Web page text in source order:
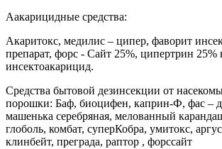
Аакарицидные средства:
Акаритокс, медилис – ципер, фаворит
препарат, форс - Сайт 25%, ципертрин 25%
инсектоакарицид.
Средства бытовой дезинсекции от
порошки: Баф, биоцифен, каприн-Ф, фас –
машенька серебряная, мелованный
глоболь, комбат, суперКобра, умитокс,
клинбейт, преграда, раптор , форссайт